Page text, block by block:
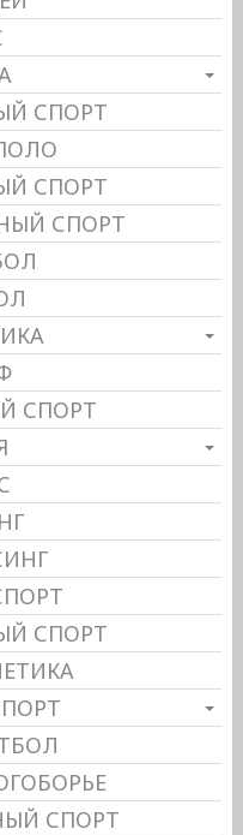
СПОРТ
СПОРТ
СПОРТ
СПОРТ
СПОРТ
СПОРТ